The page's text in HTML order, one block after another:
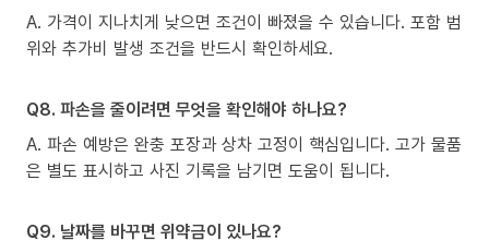
A. 가격이 지나치게 낮으면 조건이 빠졌을 수 있습니다. 포함 범
위와 추가비 발생 조건을 반드시 확인하세요.
Q8. 파손을 줄이려면 무엇을 확인해야 하나요?
A. 파손 예방은 완충 포장과 상차 고정이 핵심입니다. 고가 물품
은 별도 표시하고 사진 기록을 남기면 도움이 됩니다.
Q9. 날짜를 바꾸면 위약금이 있나요?